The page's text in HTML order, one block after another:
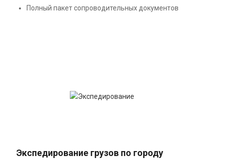
Полный пакет сопроводительных документов
Экспедирование грузов по городу